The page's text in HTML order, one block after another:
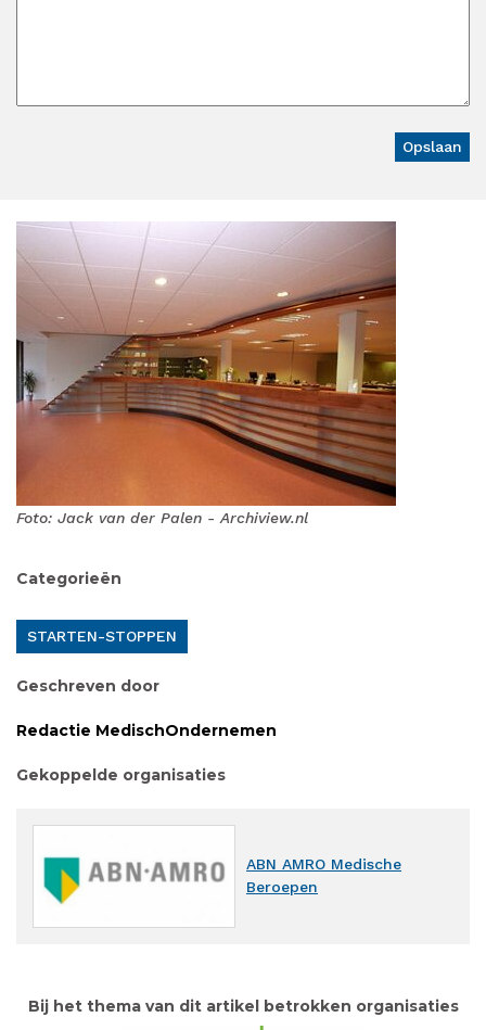
Foto: Jack van der Palen - Archiview.nl
Categorieën
STARTEN-STOPPEN
Geschreven door
Redactie MedischOndernemen
Gekoppelde organisaties
ABN AMRO Medische
Beroepen
Bij het thema van dit artikel betrokken organisaties